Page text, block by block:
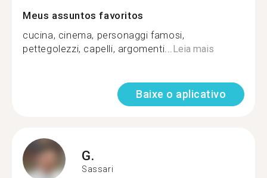
Meus assuntos favoritos
cucina, cinema, personaggi famosi,
pettegolezzi, capelli, argomenti...Leia mais
Baixe o aplicativo
G.
Sassari